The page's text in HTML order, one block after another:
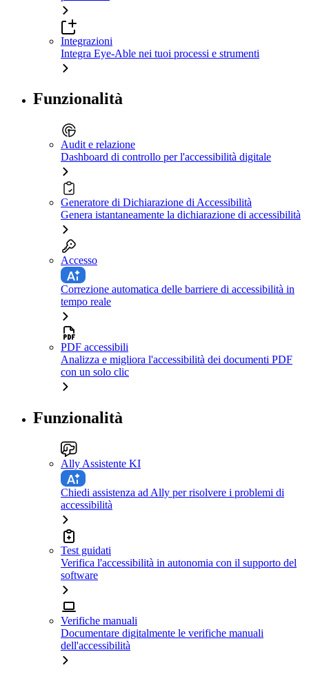
Integrazioni
Integra Eye-Able nei tuoi processi e strumenti
Funzionalità
Audit e relazione
Dashboard di controllo per l'accessibilità digitale
Generatore di Dichiarazione di Accessibilità
Genera istantaneamente la dichiarazione di accessibilità
Accesso
Correzione automatica delle barriere di accessibilità in
tempo reale
PDF accessibili
Analizza e migliora l'accessibilità dei documenti PDF
con un solo clic
Funzionalità
Ally Assistente KI
Chiedi assistenza ad Ally per risolvere i problemi di
accessibilità
Test guidati
Verifica l'accessibilità in autonomia con il supporto del
software
Verifiche manuali
Documentare digitalmente le verifiche manuali
dell'accessibilità